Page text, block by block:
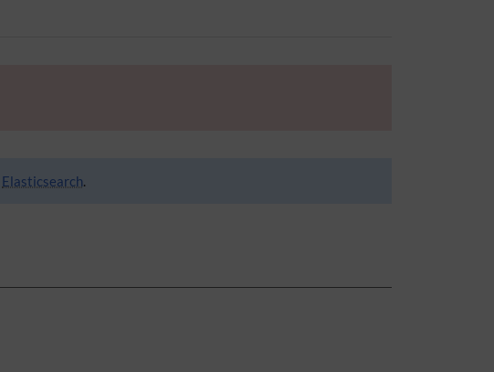
Elasticsearch.